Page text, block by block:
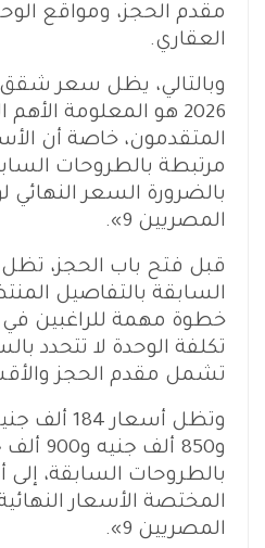
مقدم الحجز، ومواقع
العقاري.
وبالتالي، يظل سعر شقق
2026 هو المعلومة
المتقدمون، خاصة أن
مرتبطة بالطروحات
بالضرورة السعر
المصريين 9».
قبل فتح باب الحجز، تظل
السابقة بالتفاصيل
خطوة مهمة للراغبين في
تكلفة الوحدة لا تتحدد
تشمل مقدم الحجز
و850
بالطروحات السابقة،
المختصة الأسعار
المصريين 9».